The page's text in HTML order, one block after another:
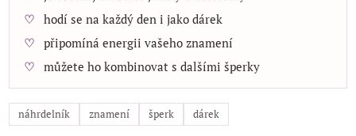
hodí se na každý den i jako dárek
připomíná energii vašeho znamení
můžete ho kombinovat s dalšími šperky
náhrdelník znamení šperk dárek